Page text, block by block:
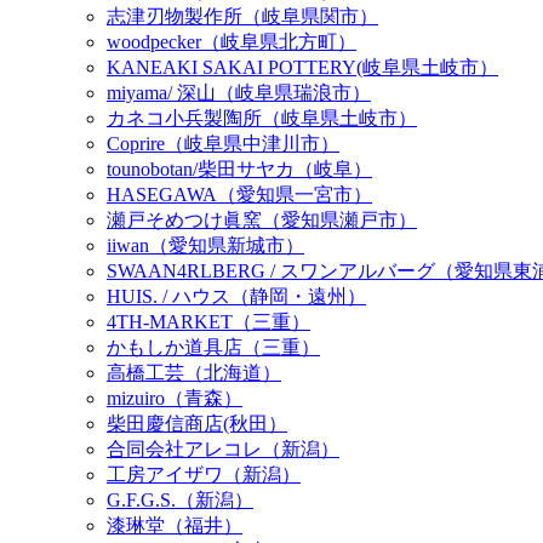
志津刃物製作所（岐阜県関市）
woodpecker（岐阜県北方町）
KANEAKI SAKAI POTTERY(岐阜県土岐市）
miyama/ 深山（岐阜県瑞浪市）
カネコ小兵製陶所（岐阜県土岐市）
Coprire（岐阜県中津川市）
tounobotan/柴田サヤカ（岐阜）
HASEGAWA（愛知県一宮市）
瀬戸そめつけ眞窯（愛知県瀬戸市）
iiwan（愛知県新城市）
SWAAN4RLBERG / スワンアルバーグ（愛知県東
HUIS. / ハウス（静岡・遠州）
4TH-MARKET（三重）
かもしか道具店（三重）
高橋工芸（北海道）
mizuiro（青森）
柴田慶信商店(秋田）
合同会社アレコレ（新潟）
工房アイザワ（新潟）
G.F.G.S.（新潟）
漆琳堂（福井）